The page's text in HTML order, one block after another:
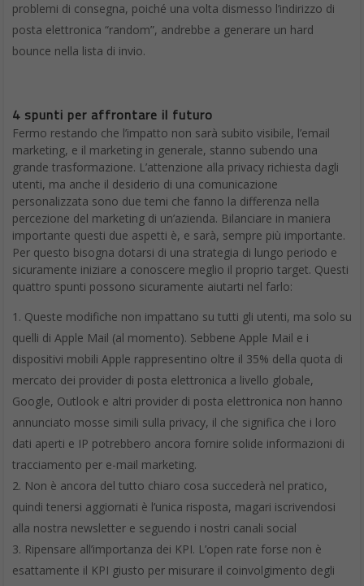
problemi di consegna, poiché una volta dismesso l’indirizzo di
posta elettronica “random”, andrebbe a generare un hard
bounce nella lista di invio.
4 spunti per affrontare il futuro
Fermo restando che l’impatto non sarà subito visibile, l’email
marketing, e il marketing in generale, stanno subendo una
grande trasformazione. L’attenzione alla privacy richiesta dagli
utenti, ma anche il desiderio di una comunicazione
personalizzata sono due temi che fanno la differenza nella
percezione del marketing di un’azienda. Bilanciare in maniera
importante questi due aspetti è, e sarà, sempre più importante.
Per questo bisogna dotarsi di una strategia di lungo periodo e
sicuramente iniziare a conoscere meglio il proprio target. Questi
quattro spunti possono sicuramente aiutarti nel farlo:
Queste modifiche non impattano su tutti gli utenti, ma solo su
quelli di Apple Mail (al momento). Sebbene Apple Mail e i
dispositivi mobili Apple rappresentino oltre il 35% della quota di
mercato dei provider di posta elettronica a livello globale,
Google, Outlook e altri provider di posta elettronica non hanno
annunciato mosse simili sulla privacy, il che significa che i loro
dati aperti e IP potrebbero ancora fornire solide informazioni di
tracciamento per e-mail marketing.
Non è ancora del tutto chiaro cosa succederà nel pratico,
quindi tenersi aggiornati è l’unica risposta, magari iscrivendosi
alla nostra newsletter e seguendo i nostri canali social
Ripensare all’importanza dei KPI. L’open rate forse non è
esattamente il KPI giusto per misurare il coinvolgimento degli